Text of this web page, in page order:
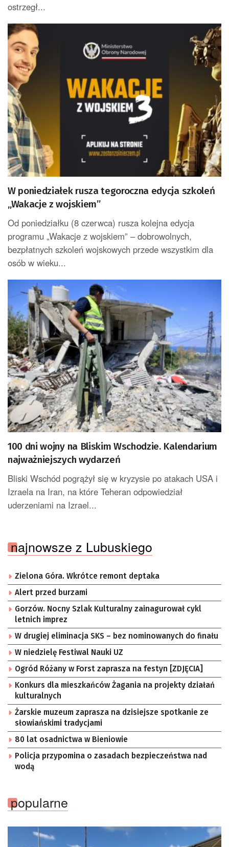
ostrzegł...
W poniedziałek rusza tegoroczna edycja szkoleń
„Wakacje z wojskiem”
Od poniedziałku (8 czerwca) rusza kolejna edycja
programu „Wakacje z wojskiem” – dobrowolnych,
bezpłatnych szkoleń wojskowych przede wszystkim dla
osób w wieku...
100 dni wojny na Bliskim Wschodzie. Kalendarium
najważniejszych wydarzeń
Bliski Wschód pogrążył się w kryzysie po atakach USA i
Izraela na Iran, na które Teheran odpowiedział
uderzeniami na Izrael...
najnowsze z Lubuskiego
Zielona Góra. Wkrótce remont deptaka
Alert przed burzami
Gorzów. Nocny Szlak Kulturalny zainagurował cykl
letnich imprez
W drugiej eliminacja SKS – bez nominowanych do finału
W niedzielę Festiwal Nauki UZ
Ogród Różany w Forst zaprasza na festyn [ZDJĘCIA]
Konkurs dla mieszkańców Żagania na projekty działań
kulturalnych
Żarskie muzeum zaprasza na dzisiejsze spotkanie ze
słowiańskimi tradycjami
80 lat osadnictwa w Bieniowie
Policja przypomina o zasadach bezpieczeństwa nad
wodą
popularne